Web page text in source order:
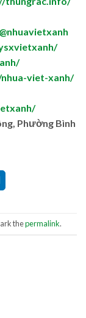
viet-xanh/
Phường Bình
thepermalink.